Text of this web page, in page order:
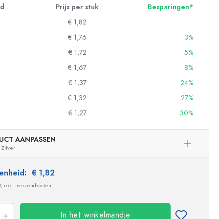
Prijs per stuk
Besparingen*
€ 1,82
€ 1,76
3%
€ 1,72
5%
€ 1,67
8%
€ 1,37
24%
€ 1,32
27%
€ 1,27 30%
AANPASSEN
Zilver
€ 1,82
excl. verzendkosten
In het winkelmandje